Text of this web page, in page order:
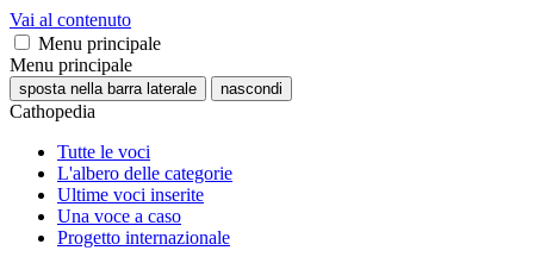
Vai al contenuto
Menu principale
Menu principale
sposta nella barra laterale nascondi
Cathopedia
Tutte le voci
L'albero delle categorie
Ultime voci inserite
Una voce a caso
Progetto internazionale